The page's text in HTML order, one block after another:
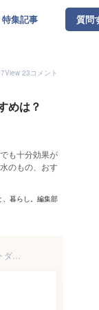
特集記事 質問
View 23コメント
めは？
も十分効果が
のもの、おす
、暮らし。編集部